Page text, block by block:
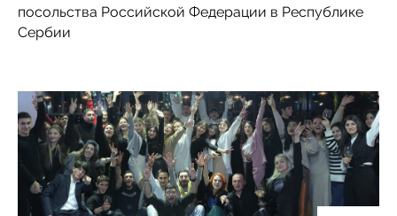
посольства Российской Федерации в Республике
Сербии